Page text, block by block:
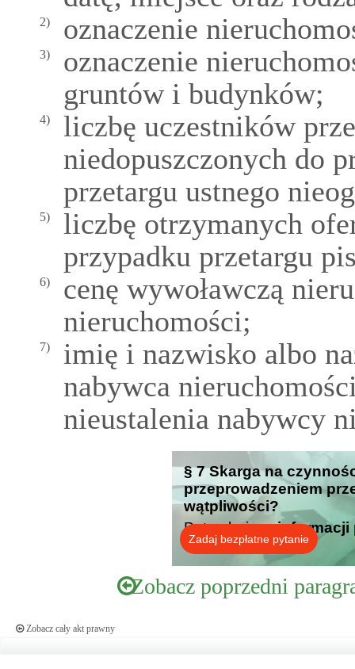
2) oznaczenie
3)
oznaczenie
gruntów i budynków;
4)
liczbę uczestników
niedopuszczonych do
przetargu ustnego
5)
liczbę otrzymanych
przypadku przetargu
6)
cenę wywoławczą
nieruchomości;
7)
imię i nazwisko albo
nabywca
nieustalenia nabywcy
§ 7 Skarga na
przeprowadzeniem
wątpliwości?
Potrzebujeszinformacji
Zadaj bezpłatne pytanie
Zobacz poprzedni
Zobacz cały akt prawny